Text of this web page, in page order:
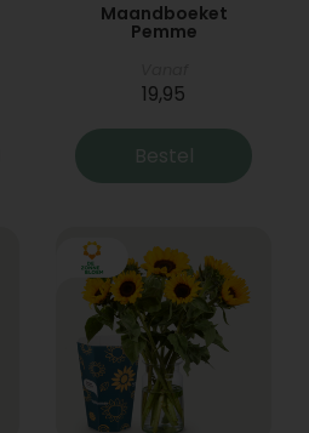
Maandboeket
Pemme
19,95
Bestel